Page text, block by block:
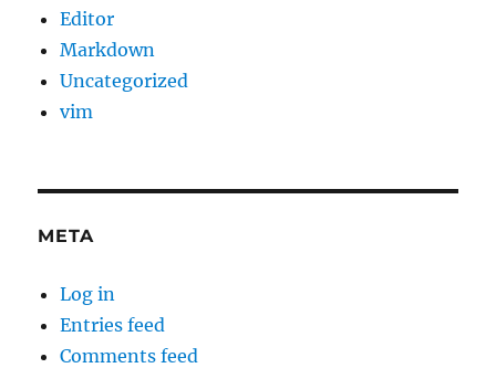
Editor
Markdown
Uncategorized
vim
META
Log in
Entries feed
Comments feed